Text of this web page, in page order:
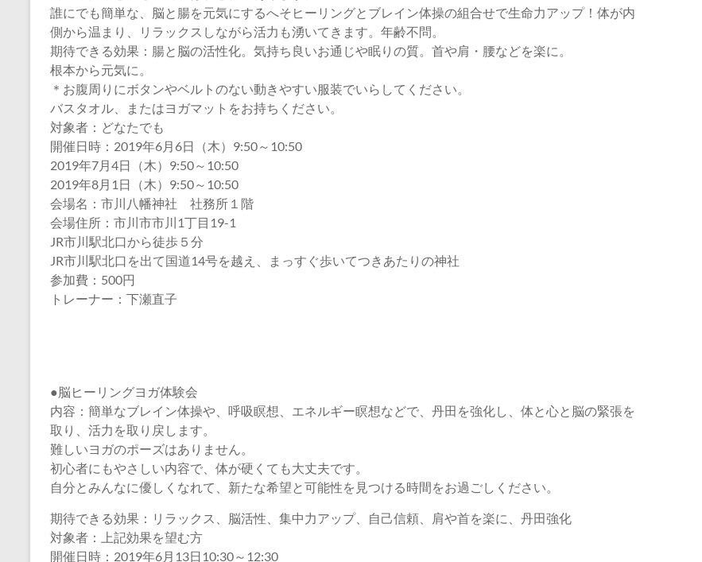
誰にでも簡単な、脳と腸を元気にするへそヒーリングとブレイン体操の組合せで生命力アップ！体が内
側から温まり、リラックスしながら活力も湧いてきます。年齢不問。
期待できる効果：腸と脳の活性化。気持ち良いお通じや眠りの質。首や肩・腰などを楽に。
根本から元気に。
＊お腹周りにボタンやベルトのない動きやすい服装でいらしてください。
バスタオル、またはヨガマットをお持ちください。
対象者：どなたでも
開催日時：2019年6月6日（木）9:50～10:50
2019年7月4日（木）9:50～10:50
2019年8月1日（木）9:50～10:50
会場名：市川八幡神社 社務所１階
会場住所：市川市市川1丁目19-1
JR市川駅北口から徒歩５分
JR市川駅北口を出て国道14号を越え、まっすぐ歩いてつきあたりの神社
参加費：500円
トレーナー：下瀬直子
●脳ヒーリングヨガ体験会
内容：簡単なブレイン体操や、呼吸瞑想、エネルギー瞑想などで、丹田を強化し、体と心と脳の緊張を
取り、活力を取り戻します。
難しいヨガのポーズはありません。
初心者にもやさしい内容で、体が硬くても大丈夫です。
自分とみんなに優しくなれて、新たな希望と可能性を見つける時間をお過ごしください。
期待できる効果：リラックス、脳活性、集中力アップ、自己信頼、肩や首を楽に、丹田強化
対象者：上記効果を望む方
開催日時：2019年6月13日10:30～12:30